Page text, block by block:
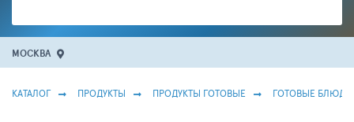
МОСКВА
КАТАЛОГ ПРОДУКТЫ ПРОДУКТЫ ГОТОВЫЕ ГОТОВЫЕ БЛЮДА